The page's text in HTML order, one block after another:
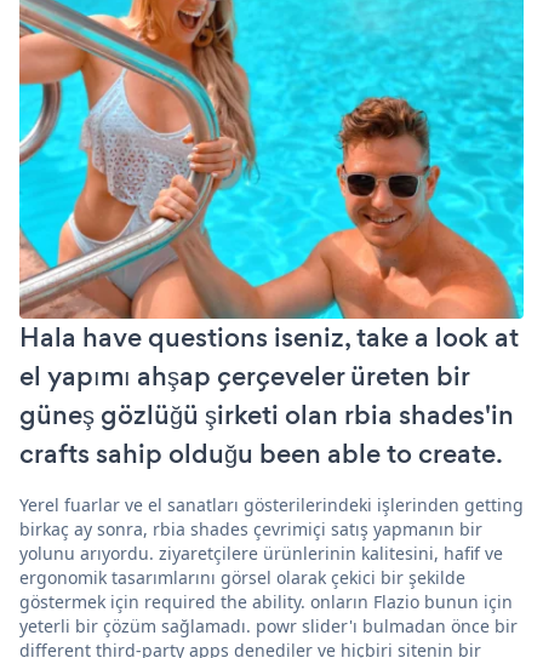
Hala have questions iseniz, take a look at
el yapımı ahşap çerçeveler üreten bir
güneş gözlüğü şirketi olan rbia shades'in
crafts sahip olduğu been able to create.
Yerel fuarlar ve el sanatları gösterilerindeki işlerinden getting
birkaç ay sonra, rbia shades çevrimiçi satış yapmanın bir
yolunu arıyordu. ziyaretçilere ürünlerinin kalitesini, hafif ve
ergonomik tasarımlarını görsel olarak çekici bir şekilde
göstermek için required the ability. onların Flazio bunun için
yeterli bir çözüm sağlamadı. powr slider'ı bulmadan önce bir
different third-party apps denediler ve hiçbiri sitenin bir